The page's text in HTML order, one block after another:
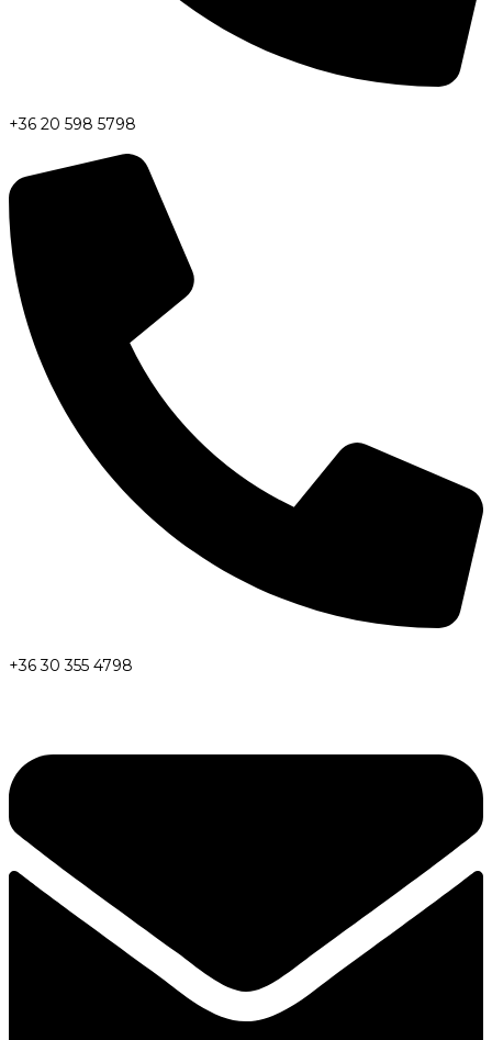
+36 20 598 5798
+36 30 355 4798